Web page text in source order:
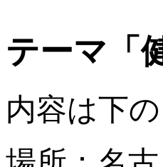
テーマ「
内容は下